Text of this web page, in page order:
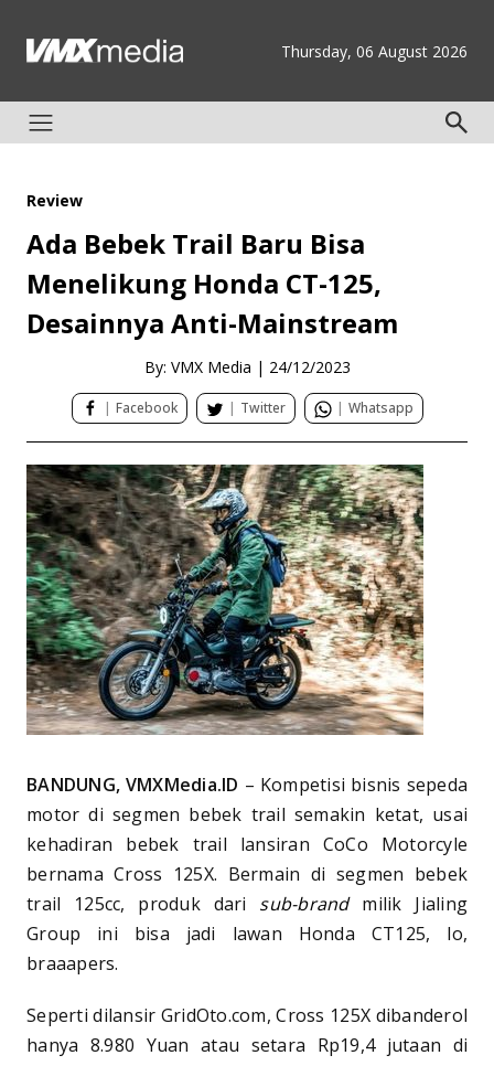
Thursday, 06 August 2026
Review
Ada Bebek Trail Baru Bisa
Menelikung Honda CT-125,
Desainnya Anti-Mainstream
By: VMX Media | 24/12/2023
| Facebook | Twitter | Whatsapp
BANDUNG, VMXMedia.ID – Kompetisi bisnis sepeda
motor di segmen bebek trail semakin ketat, usai
kehadiran bebek trail lansiran CoCo Motorcyle
bernama Cross 125X. Bermain di segmen bebek
trail 125cc, produk dari sub-brandmilik Jialing
Group ini bisa jadi lawan Honda CT125, lo,
braaapers.
Seperti dilansir GridOto.com, Cross 125X dibanderol
hanya 8.980 Yuan atau setara Rp19,4 jutaan di